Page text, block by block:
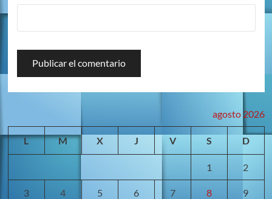
agosto 2026
L M X J V S D
1 2
3 4 5 6 7 8 9